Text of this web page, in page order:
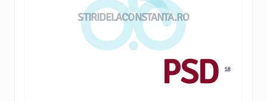
STIRIDELACONSTANTA.RO
PSD 18